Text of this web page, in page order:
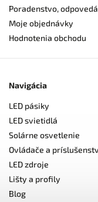
Poradenstvo,
Moje objednávky
Hodnotenia obchodu
Navigácia
LED pásiky
LED svietidlá
Solárne osvetlenie
Ovládače a
LED zdroje
Lišty a profily
Blog